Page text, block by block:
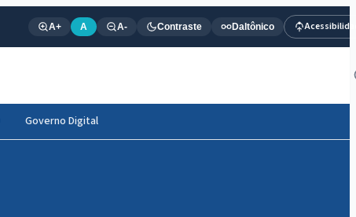
A+ A A- Contraste Daltônico
Governo Digital